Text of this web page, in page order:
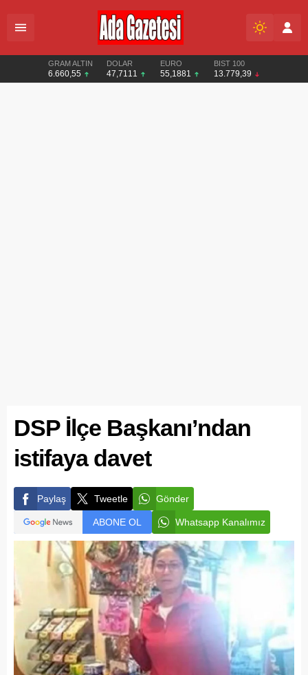
GRAM ALTIN
6.660,55
DOLAR
47,7111
EURO
55,1881
BIST 100
13.779,39
DSP İlçe Başkanı’ndan
istifaya davet
Paylaş Tweetle Gönder
ABONE OL Whatsapp Kanalımız